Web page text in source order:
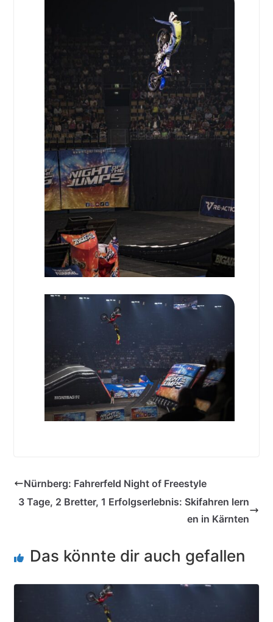
Nürnberg: Fahrerfeld Night of Freestyle
3 Tage, 2 Bretter, 1 Erfolgserlebnis: Skifahren lern
en in Kärnten
Das könnte dir auch gefallen